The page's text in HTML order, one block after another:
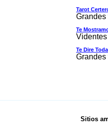
Tarot
Grandes
Te
Te Dire
Grandes
Sitios